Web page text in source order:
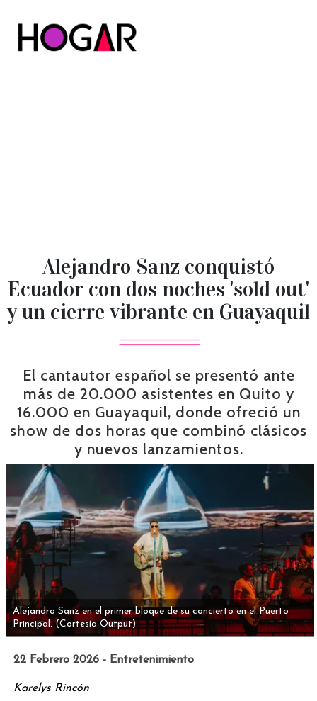
Alejandro Sanz conquistó
Ecuador con dos noches 'sold out'
y un cierre vibrante en Guayaquil
El cantautor español se presentó ante
más de 20.000 asistentes en Quito y
16.000 en Guayaquil, donde ofreció un
show de dos horas que combinó clásicos
y nuevos lanzamientos.
Alejandro Sanz en el primer bloque de su concierto en el Puerto
Principal. (Cortesía Output)
22 Febrero 2026 - Entretenimiento
Karelys Rincón